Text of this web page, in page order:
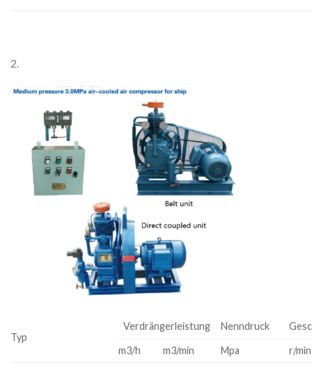
2.
Typ
Verdrängerleistung Nenndruck
m3/h m3/min Mpa r/min